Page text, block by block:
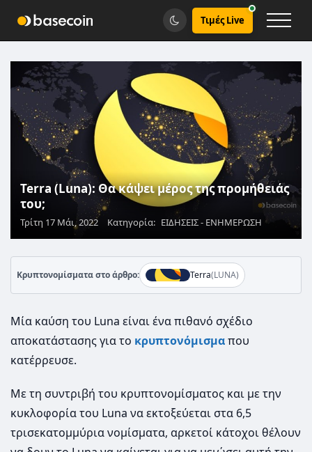
Τιμές Live
Terra (Luna): Θα κάψει μέρος της προμήθειάς
του;
Τρίτη 17 Μάι, 2022 Κατηγορία: ΕΙΔΗΣΕΙΣ - ΕΝΗΜΕΡΩΣΗ
Κρυπτονομίσματα στο άρθρο: Terra(LUNA)
Μία καύση του Luna είναι ένα πιθανό σχέδιο
αποκατάστασης για το κρυπτονόμισμαπου
κατέρρευσε.
Με τη συντριβή του κρυπτονομίσματος και με την
κυκλοφορία του Luna να εκτοξεύεται στα 6,5
τρισεκατομμύρια νομίσματα, αρκετοί κάτοχοι θέλουν